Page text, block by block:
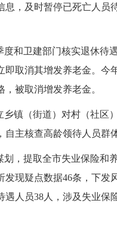
，及时暂停已死亡人员
和卫建部门核实退休待
即取消其增发养老金。今
被取消增发养老金。
镇（街道）对村（社区
自主核查高龄领待人员群
，提取全市失业保险和
发现疑点数据46条，下发
人员38人，涉及失业保